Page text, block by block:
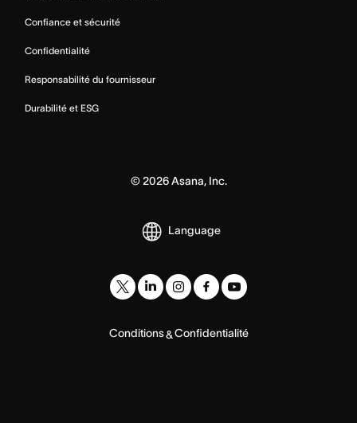
Confiance et sécurité
Confidentialité
Responsabilité du fournisseur
Durabilité et ESG
© 2026Asana, Inc.
Language
Conditions&Confidentialité